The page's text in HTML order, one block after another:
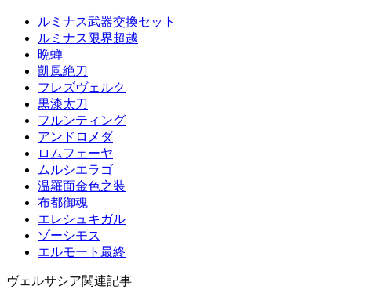
ルミナス武器交換セット
ルミナス限界超越
晩蝉
凱風絶刀
フレズヴェルク
黒漆太刀
フルンティング
アンドロメダ
ロムフェーヤ
ムルシエラゴ
温羅面金色之装
布都御魂
エレシュキガル
ゾーシモス
エルモート最終
ヴェルサシア関連記事